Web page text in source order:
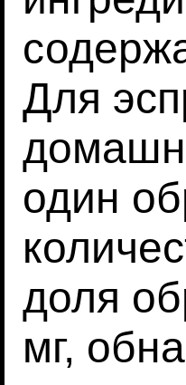
Для
один
доля
мг,